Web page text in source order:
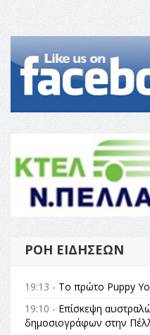
ΡΟΉ ΕΙΔΉΣΕΩΝ
19:13 - Το πρώτο Puppy
19:10 - Επίσκεψη
δημοσιογράφων στην